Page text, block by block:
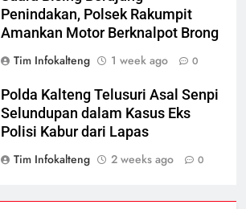
Penindakan, Polsek Rakumpit
Amankan Motor Berknalpot Brong
Tim Infokalteng
1 week ago 0
Polda Kalteng Telusuri Asal Senpi
Selundupan dalam Kasus Eks
Polisi Kabur dari Lapas
Tim Infokalteng
2 weeks ago 0